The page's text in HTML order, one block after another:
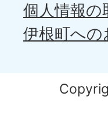
個人情報の
伊根町への